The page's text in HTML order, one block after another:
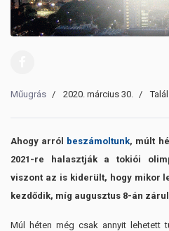
Műugrás 2020. március 30.
Ahogy arról beszámoltunk, múlt
2021-re halasztják a tokiói
viszont az is kiderült, hogy mikor
kezdődik, míg augusztus 8-án
Múl héten még csak annyit lehetett